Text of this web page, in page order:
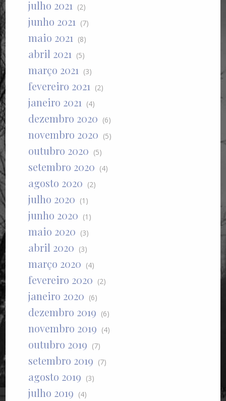
julho 2021 (2)
junho 2021 (7)
maio 2021 (8)
abril 2021 (5)
março 2021 (3)
fevereiro 2021 (2)
janeiro 2021 (4)
dezembro 2020 (6)
novembro 2020 (5)
outubro 2020 (5)
setembro 2020 (4)
agosto 2020 (2)
julho 2020 (1)
junho 2020 (1)
maio 2020 (3)
abril 2020 (3)
março 2020 (4)
fevereiro 2020 (2)
janeiro 2020 (6)
dezembro 2019 (6)
novembro 2019 (4)
outubro 2019 (7)
setembro 2019 (7)
agosto 2019 (3)
julho 2019 (4)